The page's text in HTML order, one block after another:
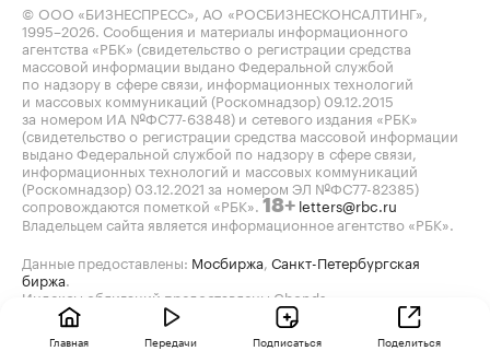
© ООО «БИЗНЕСПРЕСС», АО «РОСБИЗНЕСКОНСАЛТИНГ»,
1995–2026. Сообщения и материалы информационного
агентства «РБК» (свидетельство о регистрации средства
массовой информации выдано Федеральной службой
по надзору в сфере связи, информационных технологий
и массовых коммуникаций (Роскомнадзор) 09.12.2015
за номером ИА №ФС77-63848) и сетевого издания «РБК»
(свидетельство о регистрации средства массовой информации
выдано Федеральной службой по надзору в сфере связи,
информационных технологий и массовых коммуникаций
(Роскомнадзор) 03.12.2021 за номером ЭЛ №ФС77-82385)
сопровождаются пометкой «РБК». 18+ letters@rbc.ru
Владельцем сайта является информационное агентство «РБК».
Данные предоставлены: Мосбиржа, Санкт-Петербургская
биржа.
Индексы облигаций предоставлены Cbonds.
Главная Передачи Подписаться Поделиться